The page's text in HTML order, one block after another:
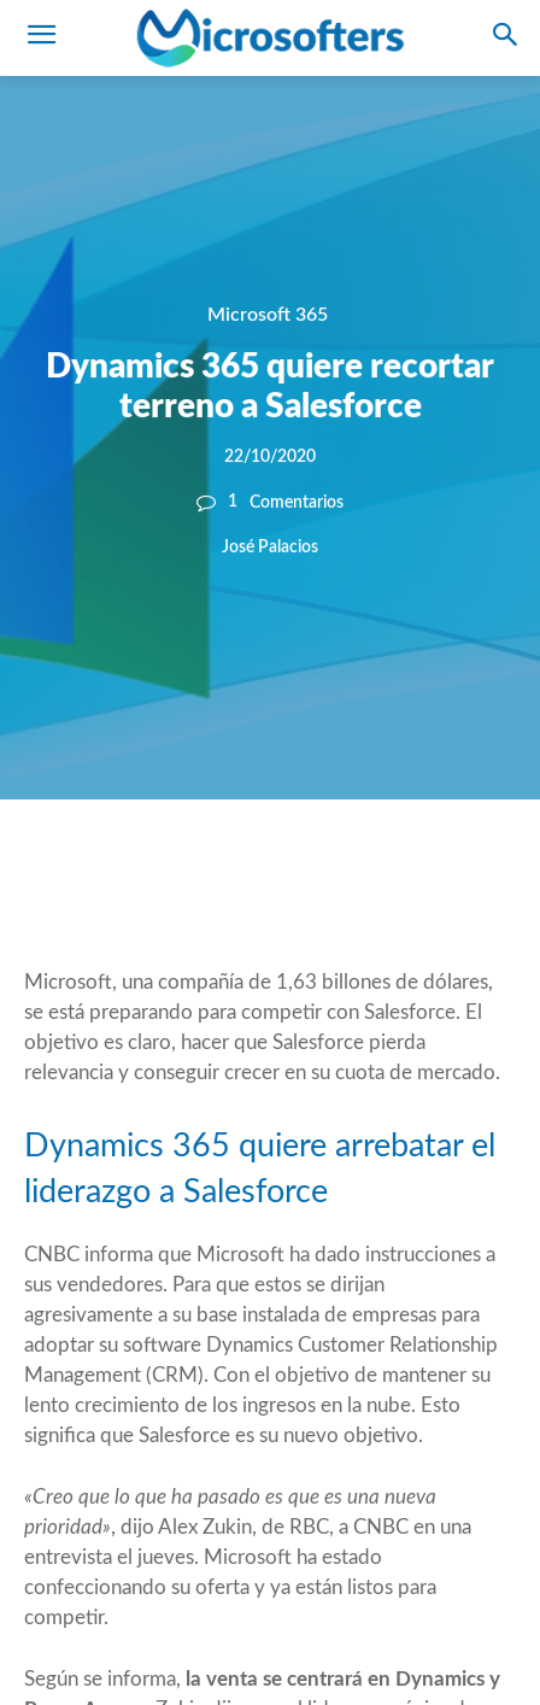
Microsoft 365
Dynamics 365 quiere recortar
terreno a Salesforce
22/10/2020
1 Comentarios
José Palacios
Microsoft, una compañía de 1,63 billones de dólares,
se está preparando para competir con Salesforce. El
objetivo es claro, hacer que Salesforce pierda
relevancia y conseguir crecer en su cuota de mercado.
Dynamics 365 quiere arrebatar el
liderazgo a Salesforce
CNBC informa que Microsoft ha dado instrucciones a
sus vendedores. Para que estos se dirijan
agresivamente a su base instalada de empresas para
adoptar su software Dynamics Customer Relationship
Management (CRM). Con el objetivo de mantener su
lento crecimiento de los ingresos en la nube. Esto
significa que Salesforce es su nuevo objetivo.
«Creo que lo que ha pasado es que es una nueva
prioridad», dijo Alex Zukin, de RBC, a CNBC en una
entrevista el jueves. Microsoft ha estado
confeccionando su oferta y ya están listos para
competir.
Según se informa, la venta se centrará en Dynamics y